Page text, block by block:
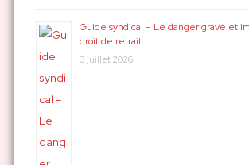
Guide syndical – Le danger grave et
droit de retrait
3 juillet 2026